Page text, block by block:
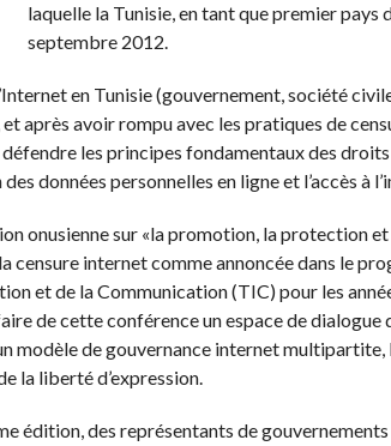
laquelle la Tunisie, en tant que premier pays
septembre 2012.
en Tunisie (gouvernement, société
après avoir rompu avec les pratiques de
les principes fondamentaux des
données personnelles en ligne et l’accès à
onusienne sur «la promotion, la protection et
censure internet comme annoncée dans le
et de la Communication (TIC) pour les
de cette conférence un espace de
modèle de gouvernance internet
la liberté d’expression.
édition, des représentants de